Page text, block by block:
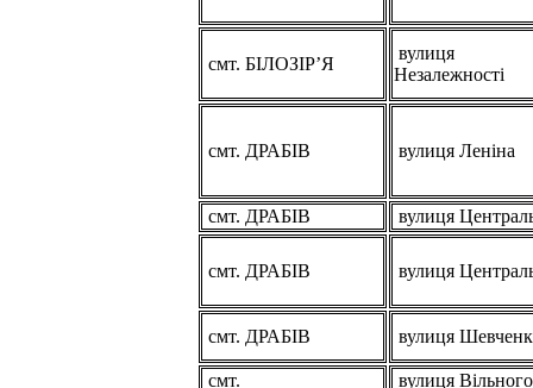
смт. БІЛОЗІР’Я
вулиця
Незалежності
смт. ДРАБІВ вулиця Леніна
смт. ДРАБІВ вулиця
смт. ДРАБІВ вулиця
смт. ДРАБІВ вулиця
смт. вулиця Вільного